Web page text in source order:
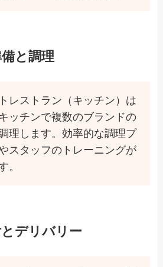
と調理
レストラン（キッチン）は
ッチンで複数のブランドの
理します。効率的な調理プ
スタッフのトレーニングが
。
デリバリー